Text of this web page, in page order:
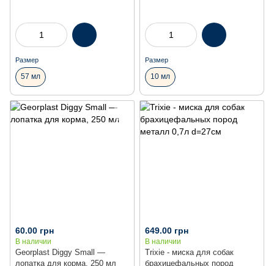
Размер
57 мл
Размер
10 мл
Georplast Diggy Small —
лопатка для корма, 250 мл
60.00 грн
В наличии
Trixie - миска для собак
брахицефальных пород
649.00 грн
В наличии